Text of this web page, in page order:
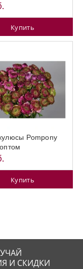
Купить
Pompony
Купить
И СКИДКИ